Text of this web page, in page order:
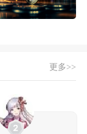
更多>>
2